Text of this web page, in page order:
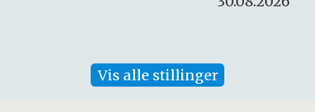
Vis alle stillinger